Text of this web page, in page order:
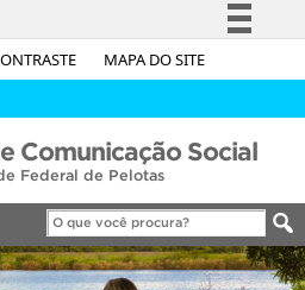
MAPA DO SITE
Simplifique!
Acesso à informação
Legislação
Canais
Comunicação Social
Federal de Pelotas